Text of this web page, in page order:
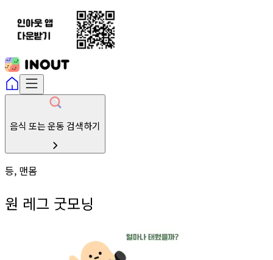
음식 또는 운동 검색하기
등, 맨몸
원 레그 굿모닝